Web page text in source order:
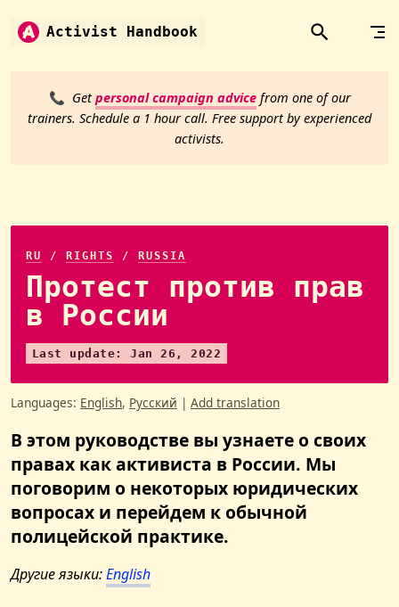
Skip to content
Activist Handbook
📞 Getpersonal campaign advicefrom one of our
trainers. Schedule a 1 hour call. Free support by experienced
activists.
RU / RIGHTS / RUSSIA
Протест против прав
в России
Last update: Jan 26, 2022
Languages: English, Русский | Add translation
В этом руководстве вы узнаете о своих
правах как активиста в России. Мы
поговорим о некоторых юридических
вопросах и перейдем к обычной
полицейской практике.
Другие языки:English